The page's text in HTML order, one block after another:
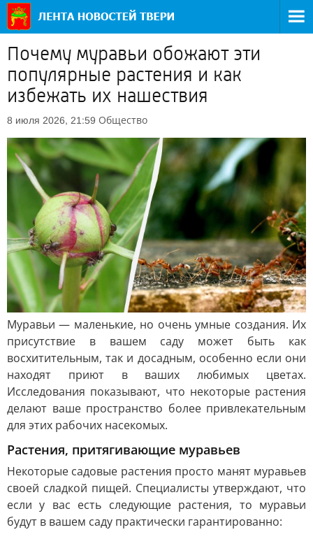
Почему муравьи обожают эти
популярные растения и как
избежать их нашествия
8 июля 2026, 21:59 Общество
Муравьи — маленькие, но очень умные создания. Их
присутствие в вашем саду может быть как
восхитительным, так и досадным, особенно если они
находят приют в ваших любимых цветах.
Исследования показывают, что некоторые растения
делают ваше пространство более привлекательным
для этих рабочих насекомых.
Растения, притягивающие муравьев
Некоторые садовые растения просто манят муравьев
своей сладкой пищей. Специалисты утверждают, что
если у вас есть следующие растения, то муравьи
будут в вашем саду практически гарантированно: